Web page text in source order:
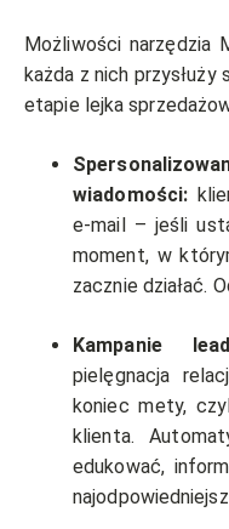
Możliwości narzędzia
każda z nich przysłuży
etapie lejka
wiadomości:
e-mail – jeśli
moment, w
zacznie działać.
Kampanie
pielęgnacja
koniec mety,
klienta.
edukować,